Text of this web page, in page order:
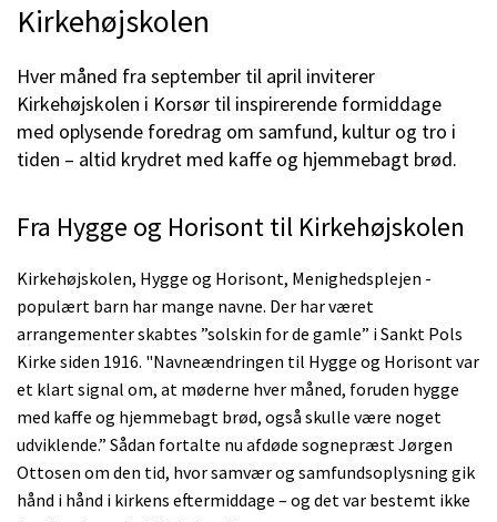
Kirkehøjskolen
Hver måned fra september til april inviterer
Kirkehøjskolen i Korsør til inspirerende formiddage
med oplysende foredrag om samfund, kultur og tro i
tiden – altid krydret med kaffe og hjemmebagt brød.
Fra Hygge og Horisont til Kirkehøjskolen
Kirkehøjskolen, Hygge og Horisont, Menighedsplejen -
populært barn har mange navne. Der har været
arrangementer skabtes ”solskin for de gamle” i Sankt Pols
Kirke siden 1916. "Navneændringen til Hygge og Horisont var
et klart signal om, at møderne hver måned, foruden hygge
med kaffe og hjemmebagt brød, også skulle være noget
udviklende.” Sådan fortalte nu afdøde sognepræst Jørgen
Ottosen om den tid, hvor samvær og samfundsoplysning gik
hånd i hånd i kirkens eftermiddage – og det var bestemt ikke